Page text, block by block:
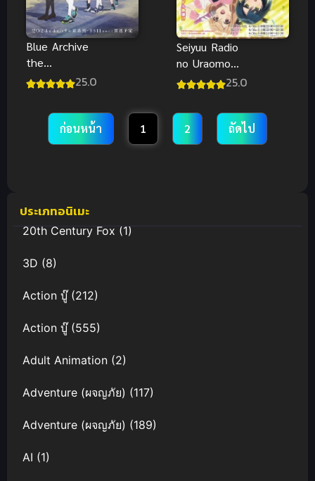
Blue Archive
the
Animation ซับ
25.0
Seiyuu Radio
no Uraomote
ซับไทย
25.0
ก่อนหน้า 1 2 ถัดไป
ประเภทอนิเมะ
20th Century Fox(1)
3D (8)
Action บู๊(212)
Action บู๊(555)
Adult Animation (2)
Adventure (ผจญภัย) (117)
Adventure (ผจญภัย) (189)
AI (1)